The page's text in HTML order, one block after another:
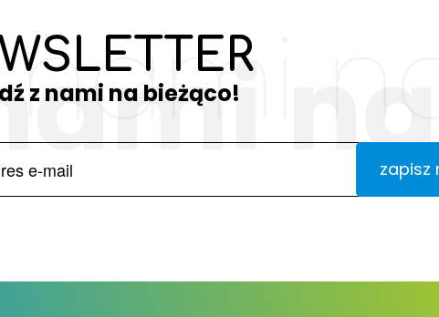
nami
z nami na bieżąco!
zapisz